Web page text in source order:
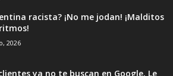
racista? ¡No me jodan! ¡Malditos
2026
ya no te buscan en Google. Le